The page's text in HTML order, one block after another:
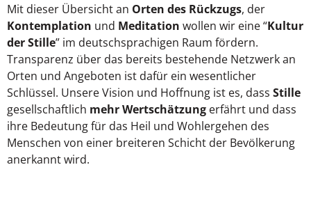
Mit dieser Übersicht an Orten des Rückzugs, der
Kontemplation und Meditation wollen wir eine “Kultur
der Stille” im deutschsprachigen Raum fördern.
Transparenz über das bereits bestehende Netzwerk an
Orten und Angeboten ist dafür ein wesentlicher
Schlüssel. Unsere Vision und Hoffnung ist es, dass Stille
gesellschaftlich mehr Wertschätzung erfährt und dass
ihre Bedeutung für das Heil und Wohlergehen des
Menschen von einer breiteren Schicht der Bevölkerung
anerkannt wird.